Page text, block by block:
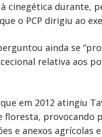
cinegética durante,
o PCP dirigiu ao
ainda se
relativa aos
em 2012 atingiu
floresta, provocando
e anexos agrícolas